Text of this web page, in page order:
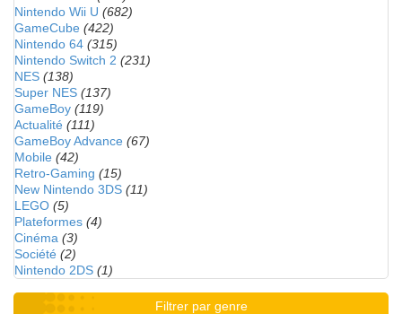
Nintendo Wii U (682)
GameCube (422)
Nintendo 64 (315)
Nintendo Switch 2 (231)
NES (138)
Super NES (137)
GameBoy (119)
Actualité (111)
GameBoy Advance (67)
Mobile (42)
Retro-Gaming (15)
New Nintendo 3DS (11)
LEGO (5)
Plateformes (4)
Cinéma (3)
Société (2)
Nintendo 2DS (1)
Filtrer par genre